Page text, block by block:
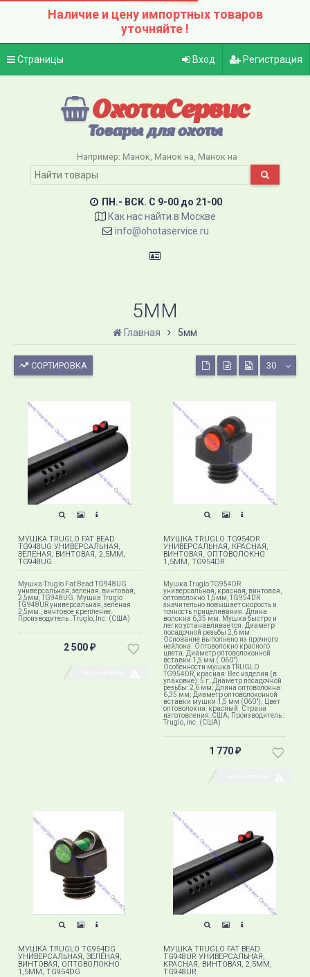
Наличие и цену импортных товаров
уточняйте !
Страницы Вход Регистрация
ОхотаСервис
Товары для охоты
Например: Манок Манок на Манок на
ПН.- ВСК. C 9-00 до 21-00
Как нас найти в Москве
info@ohotaservice.ru
5ММ
Главная 5мм
СОРТИРОВКА 30
МУШКА TRUGLO FAT BEAD
TG948UG УНИВЕРСАЛЬНАЯ,
ЗЕЛЕНАЯ, ВИНТОВАЯ, 2,5ММ,
TG948UG
Мушка Truglo Fat Bead TG948UG
универсальная, зеленая, винтовая,
2,5мм, TG948UG. Мушка Truglo
TG948UR универсальная, зеленая​
2,5мм., винтовое крепление.
Производитель : Truglo, Inc. (США)
2 500 ₽
МУШКА TRUGLO TG954DR
УНИВЕРСАЛЬНАЯ, КРАСНАЯ,
ВИНТОВАЯ, ОПТОВОЛОКНО
1,5ММ, TG954DR
Мушка Truglo TG954DR
универсальная, красная, винтовая,
оптоволокно 1,5мм, TG954DR
значительно повышает скорость и
точность прицеливания. Длина
волокна 6,35 мм. Мушка быстро и
легко устанавливается. Диаметр
посадочной резьбы 2,6 мм.
Основание выполнено из прочного
нейлона. Оптоволокно красного
цвета. Диаметр оптоволоконной
вставки 1,5 мм (.060").
Особенности мушка TRUGLO
TG954DR, красная: Вес изделия (в
упаковке): 5 г; Диаметр посадочной
резьбы: 2,6 мм; Длина оптоволокна:
6,35 мм; Диаметр оптоволоконной
вставки мушки:1,5 мм (060"); Цвет
оптоволокна: красный. Страна
изготовления: США; Производитель :
Truglo, Inc. (США)
1 770 ₽
МУШКА TRUGLO TG954DG
УНИВЕРСАЛЬНАЯ, ЗЕЛЁНАЯ,
ВИНТОВАЯ, ОПТОВОЛОКНО
1,5ММ, TG954DG
МУШКА TRUGLO FAT BEAD
TG948UR УНИВЕРСАЛЬНАЯ,
КРАСНАЯ, ВИНТОВАЯ, 2,5ММ,
TG948UR